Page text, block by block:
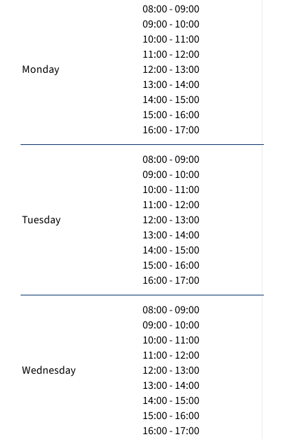
Monday
08:00 - 09:00
09:00 - 10:00
10:00 - 11:00
11:00 - 12:00
12:00 - 13:00
13:00 - 14:00
14:00 - 15:00
15:00 - 16:00
16:00 - 17:00
Tuesday
08:00 - 09:00
09:00 - 10:00
10:00 - 11:00
11:00 - 12:00
12:00 - 13:00
13:00 - 14:00
14:00 - 15:00
15:00 - 16:00
16:00 - 17:00
Wednesday
08:00 - 09:00
09:00 - 10:00
10:00 - 11:00
11:00 - 12:00
12:00 - 13:00
13:00 - 14:00
14:00 - 15:00
15:00 - 16:00
16:00 - 17:00